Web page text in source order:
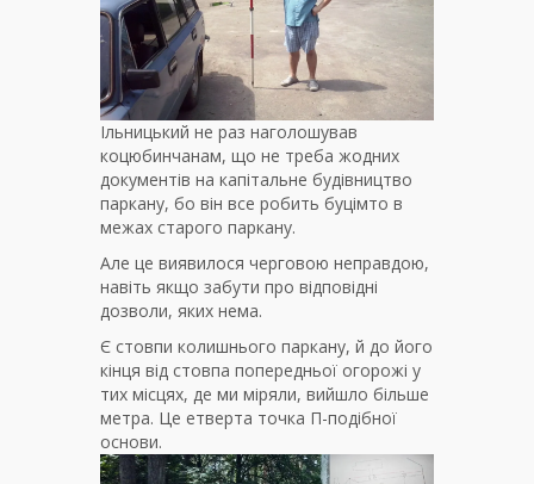
Ільницький не раз наголошував
коцюбинчанам, що не треба жодних
документів на капітальне будівництво
паркану, бо він все робить буцімто в
межах старого паркану.
Але це виявилося черговою неправдою,
навіть якщо забути про відповідні
дозволи, яких нема.
Є стовпи колишнього паркану, й до його
кінця від стовпа попередньої огорожі у
тих місцях, де ми міряли, вийшло більше
метра. Це етверта точка П-подібної
основи.